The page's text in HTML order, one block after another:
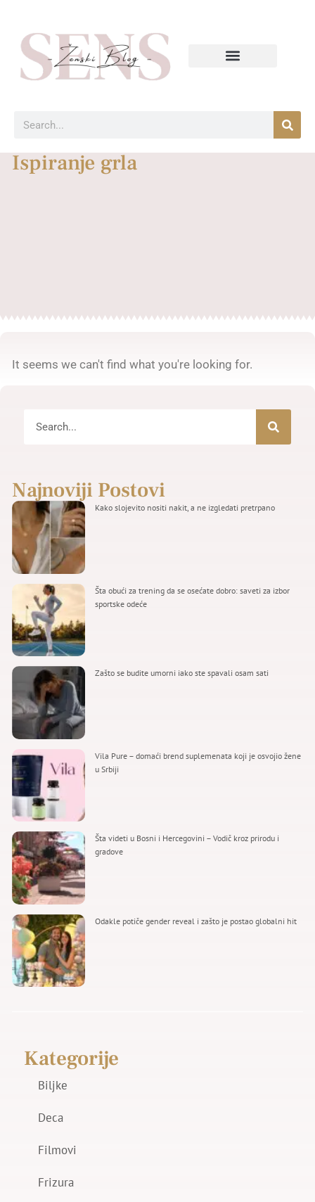
Ispiranje grla
It seems we can't find what you're looking for.
Najnoviji Postovi
Kako slojevito nositi nakit, a ne izgledati pretrpano
Šta obući za trening da se osećate dobro: saveti za izbor
sportske odeće
Zašto se budite umorni iako ste spavali osam sati
Vila Pure – domaći brend suplemenata koji je osvojio žene
u Srbiji
Šta videti u Bosni i Hercegovini – Vodič kroz prirodu i
gradove
Odakle potiče gender reveal i zašto je postao globalni hit
Kategorije
Biljke
Deca
Filmovi
Frizura